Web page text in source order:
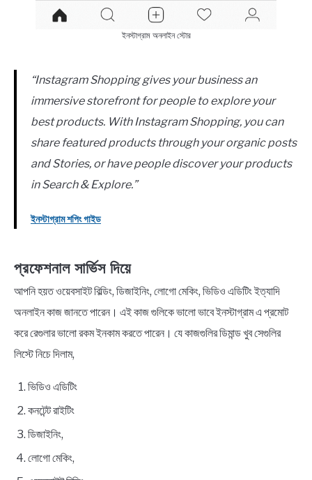
ইনস্টাগ্রাম অনলাইন স্টোর
“Instagram Shopping gives your business an
immersive storefront for people to explore your
best products. With Instagram Shopping, you can
share featured products through your organic posts
and Stories, or have people discover your products
in Search & Explore.”
ইনস্টাগ্রাম শপিং গাইড
প্রফেশনাল সার্ভিস দিয়ে
আপনি হয়ত ওয়েবসাইট বিল্ডিং, ডিজাইনিং, লোগো মেকিং, ভিডিও এডিটিং ইত্যাদি
অনলাইন কাজ জানতে পারেন। এই কাজ গুলিকে ভালো ভাবে ইনস্টাগ্রাম এ প্রমোট
করে রেগুলার ভালো রকম ইনকাম করতে পারেন। যে কাজগুলির ডিমান্ড খুব সেগুলির
লিস্টে নিচে দিলাম,
ভিডিও এডিটিং
কনটেন্ট রাইটিং
ডিজাইনিং,
লোগো মেকিং,